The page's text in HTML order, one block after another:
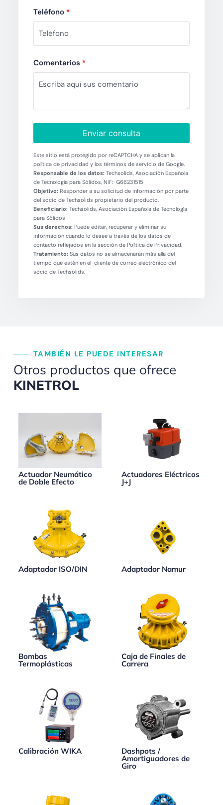
Teléfono *
Comentarios *
Enviar consulta
Este sitio está protegido por reCAPTCHA y se aplican la
política de privacidad y los términos de servicio de Google.
Responsable de los datos:Techsolids, Asociación Española
de Tecnología para Sólidos, NIF: G66231515
Objetivo:Responder a su solicitud de información por parte
del socio de Techsolids propietario del producto.
Beneficiario:Techsolids, Asociación Española de Tecnología
para Sólidos
Sus derechos:Puede editar, recuperar y eliminar su
información cuando lo desee a través de los datos de
contacto reflejados en la sección de Política de Privacidad.
Tratamiento:Sus datos no se almacenarán más allá del
tiempo que estén en el cliente de correo electrónico del
socio de Techsolids.
TAMBIÉN LE PUEDE INTERESAR
Otros productos que ofrece
KINETROL
Actuador Neumático
de Doble Efecto
Actuadores Eléctricos
J+J
Adaptador ISO/DIN Adaptador Namur
Bombas
Termoplásticas
Caja de Finales de
Carrera
Calibración WIKA Dashpots /
Amortiguadores de
Giro